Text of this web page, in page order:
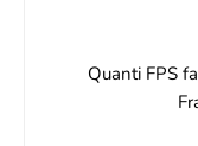
Quanti FPS